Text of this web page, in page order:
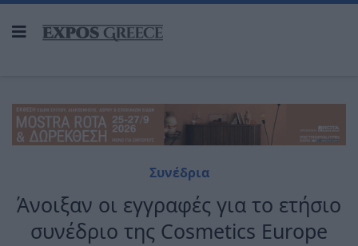
Συνέδρια
Άνοιξαν οι εγγραφές για το ετήσιο
συνέδριο της Cosmetics Europe